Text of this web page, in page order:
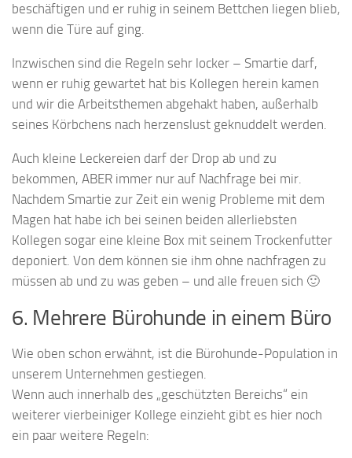
beschäftigen und er ruhig in seinem Bettchen liegen blieb,
wenn die Türe auf ging.
Inzwischen sind die Regeln sehr locker – Smartie darf,
wenn er ruhig gewartet hat bis Kollegen herein kamen
und wir die Arbeitsthemen abgehakt haben, außerhalb
seines Körbchens nach herzenslust geknuddelt werden.
Auch kleine Leckereien darf der Drop ab und zu
bekommen, ABER immer nur auf Nachfrage bei mir.
Nachdem Smartie zur Zeit ein wenig Probleme mit dem
Magen hat habe ich bei seinen beiden allerliebsten
Kollegen sogar eine kleine Box mit seinem Trockenfutter
deponiert. Von dem können sie ihm ohne nachfragen zu
müssen ab und zu was geben – und alle freuen sich 🙂
6. Mehrere Bürohunde in einem Büro
Wie oben schon erwähnt, ist die Bürohunde-Population in
unserem Unternehmen gestiegen.
Wenn auch innerhalb des „geschützten Bereichs“ ein
weiterer vierbeiniger Kollege einzieht gibt es hier noch
ein paar weitere Regeln: